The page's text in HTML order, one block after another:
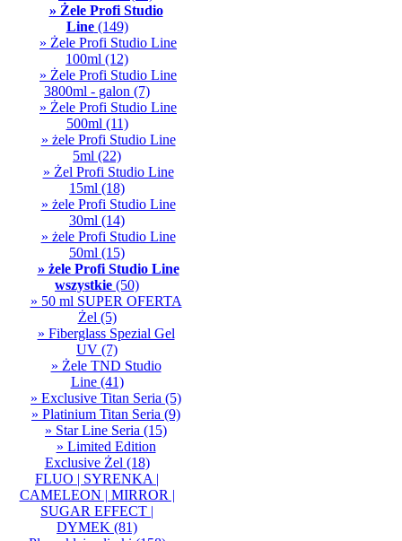
» Żele Profi Studio
Line(149)
» Żele Profi Studio Line
100ml (12)
» Żele Profi Studio Line
3800ml - galon (7)
» Żele Profi Studio Line
500ml (11)
» żele Profi Studio Line
5ml (22)
» Żel Profi Studio Line
15ml (18)
» żele Profi Studio Line
30ml (14)
» żele Profi Studio Line
50ml (15)
» żele Profi Studio Line
wszystkie (50)
» 50 ml SUPER OFERTA
Żel (5)
» Fiberglass Spezial Gel
UV (7)
» Żele TND Studio
Line(41)
» Exclusive Titan Seria (5)
» Platinium Titan Seria (9)
» Star Line Seria (15)
» Limited Edition
Exclusive Żel (18)
FLUO | SYRENKA |
CAMELEON | MIRROR |
SUGAR EFFECT |
DYMEK (81)